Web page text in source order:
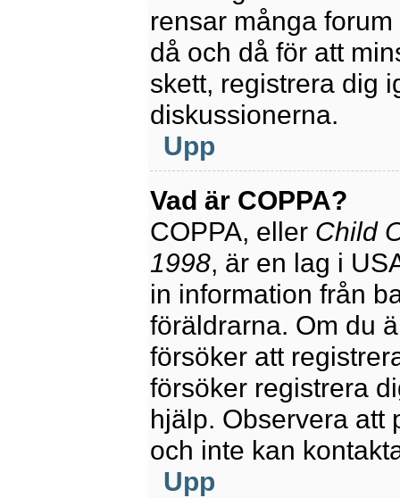
rensar många
då och då för att
skett, registrera dig
diskussionerna.
Upp
Vad är COPPA?
COPPA, eller Child
1998, är en lag i
in information från
föräldrarna. Om du
försöker att
försöker registrera
hjälp. Observera att
och inte kan
Upp